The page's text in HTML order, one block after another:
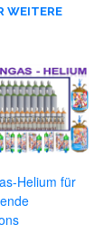
WEITERE
Helium für